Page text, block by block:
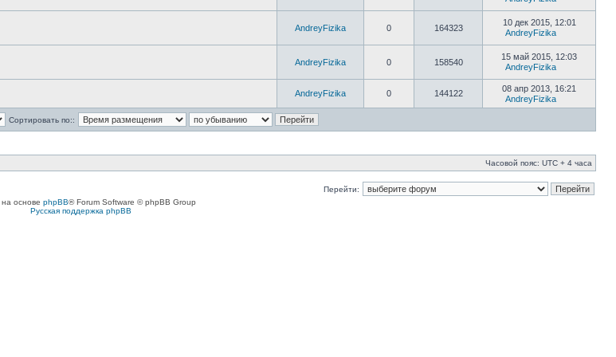
AndreyFizika 0 164323
10 дек 2015, 12:01
AndreyFizika
AndreyFizika 0 158540
15 май 2015, 12:03
AndreyFizika
AndreyFizika 0 144122
08 апр 2013, 16:21
AndreyFizika
Сортировать по::
Часовой пояс: UTC + 4 часа
Перейти:
основе phpBB® Forum Software © phpBB Group
Русская поддержка phpBB